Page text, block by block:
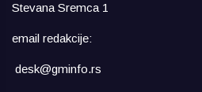
Stevana Sremca 1
email redakcije:
desk@gminfo.rs